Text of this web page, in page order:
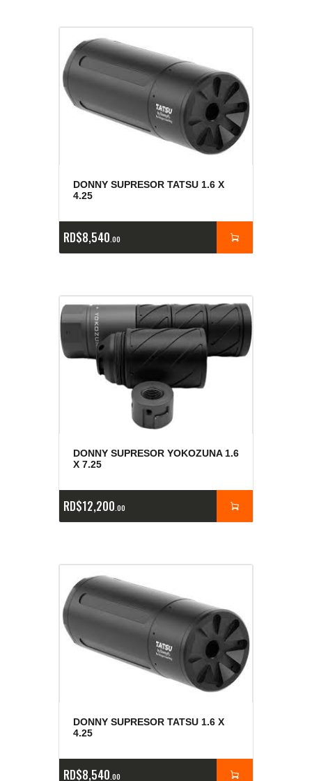
DONNY SUPRESOR TATSU 1.6 X
4.25
RD$8,540 00
DONNY SUPRESOR YOKOZUNA 1.6
X 7.25
RD$12,200 00
DONNY SUPRESOR TATSU 1.6 X
4.25
RD$8,540 00